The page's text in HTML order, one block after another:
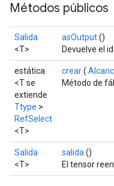
Métodos públicos
Salida
<T>
asOutput()
Devuelve el
estática
<T se
extiende
Ttype >
RefSelect
<T>
crear(
Método de
Salida
<T>
salida ()
El tensor